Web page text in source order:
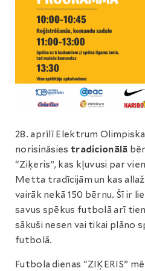
28. aprīlī Elektrum
norisināsies tradicionālā
“Ziķeris”, kas kļuvusi par
Metta tradīcijām un kas
vairāk nekā 150 bērnu. Šī ir
savus spēkus futbolā arī
sākuši nesen vai tikai plāno
futbolā.
Futbola dienas “ZIĶERIS”